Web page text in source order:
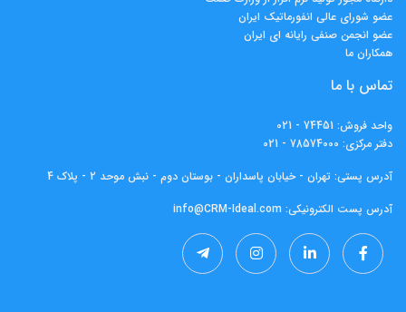
عضو شورای عالی انفورماتیک ایران
عضو انجمن صنفی رایانه ای ایران
همکاران ما
تماس با ما
واحد فروش: 74451 - 021
دفتر مرکزی: 78574000 - 021
آدرس پستی: تهران - خیابان پاسداران - بوستان دوم - نبش موحد 2 - پلاک 4
آدرس پست الکترونیکی: info@CRM-Ideal.com